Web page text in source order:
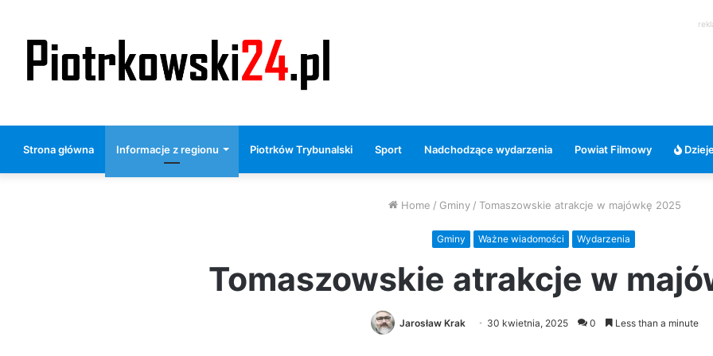
Strona główna Informacje z regionu Piotrków Trybunalski Sport Nadchodzące wydarzenia Powiat Filmowy
Home / Gminy / Tomaszowskie atrakcje w majówkę 2025
Gminy Ważne wiadomości Wydarzenia
Tomaszowskie atrakcje w
Jarosław Krak 30 kwietnia, 2025 0 Less than a minute